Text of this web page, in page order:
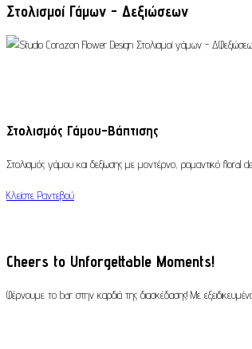
Στολισμοί Γάμων - Δεξιώσεων
Στολισμός Γάμου-Βάπτισης
Στολισμός γάμου και δεξίωσης με μοντέρνο, ρομαντικό floral
Κλείστε Ραντεβού
Cheers to Unforgettable Moments!
Φέρνουμε το bar στην καρδιά της διασκέδασης! Με